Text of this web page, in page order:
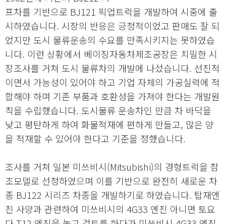
프차를 기반으로 BJ121 픽업트럭을 개발하여 시중에 출
시하였습니다. 시장의 반응은 긍정적이었고 판매도 잘 되
었지만 도시 물류운송의 수요를 만족시키지는 못하였습
니다. 이런 상황에서 베이징자동차제조공장은 치밀한 시
장조사를 거쳐 도시 물류차의 개발에 나섰습니다. 선진적
이면서 가능성이 있어야 하고 기업 자체의 가공실력에 적
합해야 하며 기존 부품과 호환성을 가져야 한다는 개발원
칙을 수립했습니다. 도시물류 운송차인 만큼 차 바닥을
낮고 평탄하게 하여 화물적재에 편하게 만들고, 많은 양
을 적재할 수 있어야 한다고 기준을 정했습니다.
조사를 거쳐 일본 미쓰비시(Mitsubishi)의 경형트럭을 참
조모델로 선정하였으며 이를 기반으로 완전히 새로운 차
종 BJ122 시리즈 차종을 개발하기로 하였습니다. 탑재엔
진 사양과 관련하여 미쓰비시의 4G33 엔진 아니면 토요